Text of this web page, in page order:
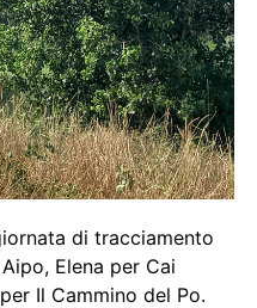
di tracciamento
Elena per Cai
Il Cammino del Po.